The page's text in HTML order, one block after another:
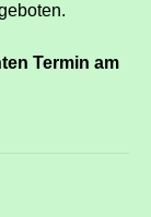
Termin am